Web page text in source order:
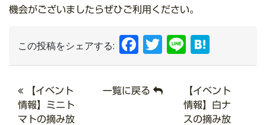
機会がございましたらぜひご利用ください。
この投稿をシェアする: Facebook
Twitter
Line
【イベント
情報】ミニト
マトの摘み放
一覧に戻る
【イベント
情報】白ナ
スの摘み放